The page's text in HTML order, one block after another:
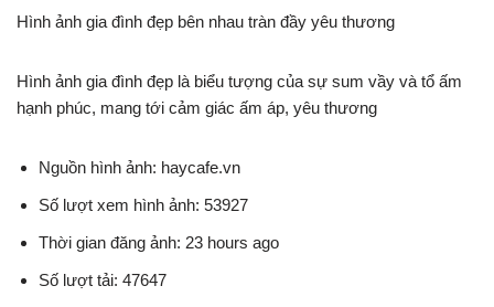
Hình ảnh gia đình đẹp bên nhau tràn đầy yêu thương
Hình ảnh gia đình đẹp là biểu tượng của sự sum vầy và tổ ấm
hạnh phúc, mang tới cảm giác ấm áp, yêu thương
Nguồn hình ảnh: haycafe.vn
Số lượt xem hình ảnh: 53927
Thời gian đăng ảnh: 23 hours ago
Số lượt tải: 47647